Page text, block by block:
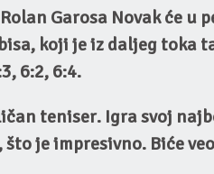
Garosa Novak će u
koji je iz daljeg toka
6:2, 6:4.
teniser. Igra svoj
što je impresivno. Biće